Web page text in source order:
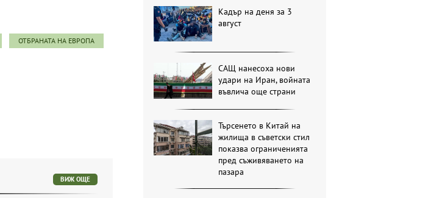
ОТБРАНАТА НА ЕВРОПА
Кадър на деня за 3
август
САЩ нанесоха нови
удари на Иран, войната
въвлича още страни
Търсенето в Китай на
жилища в съветски стил
показва ограниченията
пред съживяването на
пазара
ВИЖ ОЩЕ